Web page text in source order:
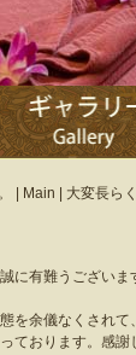
Main 大変長ら
に有難うございま
を余儀なくされ
ております。感謝